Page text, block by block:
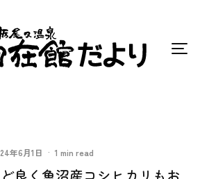
年6月1日 · 1 min read